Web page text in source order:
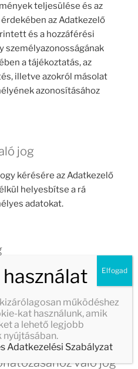
teljesülése és az
az Adatkezelő
és a hozzáférési
személyazonosságának
a tájékoztatás, az
illetve azokról másolat
azonosításához
jog
kérésére az Adatkezelő
helyesbítse a rá
adatokat.
kérésére az Adatkezelő
törölje az Érintettre
amennyiben a
valamelyike fennáll.
való jog
működéshez
kat használunk, amik
a lehető legjobb
Adatkezelési Szabályzat